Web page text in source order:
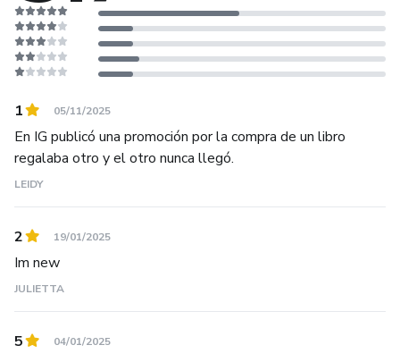
1 05/11/2025
En IG publicó una promoción por la compra de un libro
regalaba otro y el otro nunca llegó.
LEIDY
2 19/01/2025
Im new
JULIETTA
5 04/01/2025